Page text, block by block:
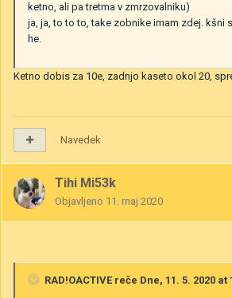
ketno, ali pa tretma v zmrzovalniku)
ja, ja, to to to, take zobnike imam zdej. kšni
he.
Ketno dobis za 10e, zadnjo kaseto okol 20,
Navedek
Tihi Mi53k
Objavljeno 11. maj 2020
RAD!OACTIVEreče Dne, 11. 5. 2020 at